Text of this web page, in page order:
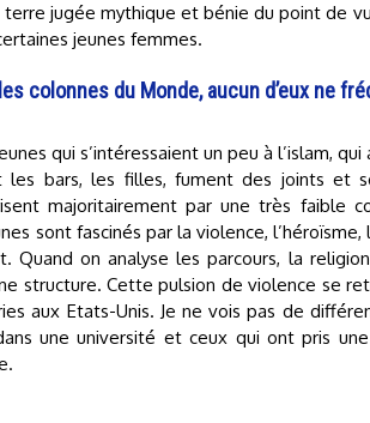
jugée mythique et bénie du point de
jeunes femmes.
colonnes du Monde, aucun d’eux ne
qui s’intéressaient un peu à l’islam,
les bars, les filles, fument des joints et
majoritairement par une très faible
sont fascinés par la violence, l’héroïsme,
Quand on analyse les parcours, la
structure. Cette pulsion de violence se
aux Etats-Unis. Je ne vois pas de
une université et ceux qui ont pris une